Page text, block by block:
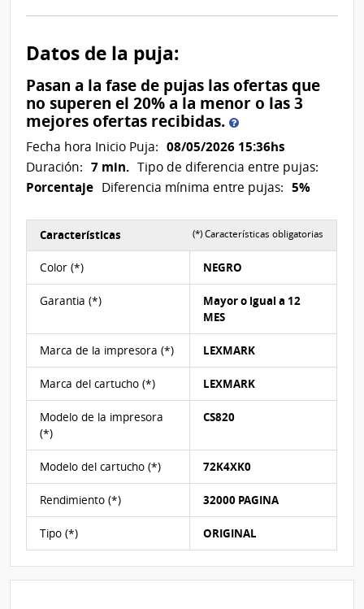
Datos de la puja:
Pasan a la fase de pujas las ofertas que
no superen el 20% a la menor o las 3
mejores ofertas recibidas. Pasan
a
la
fase
de
las
ofertas
que
no
superen
20%
a
la
menor
y
de
no
existir
3
propuestas
pasarán
las
3
Fecha hora Inicio Puja: 08/05/2026 15:36hs
Duración: 7 min. Tipo de diferencia entre pujas:
Porcentaje Diferencia mínima entre pujas: 5%
Características (*) Características obligatorias
Color (*) NEGRO
Garantia (*)
Mayor o igual a 12
MES
Marca de la impresora (*) LEXMARK
Marca del cartucho (*) LEXMARK
Modelo de la impresora
(*)
CS820
Modelo del cartucho (*) 72K4XK0
Rendimiento (*) 32000 PAGINA
Tipo (*) ORIGINAL